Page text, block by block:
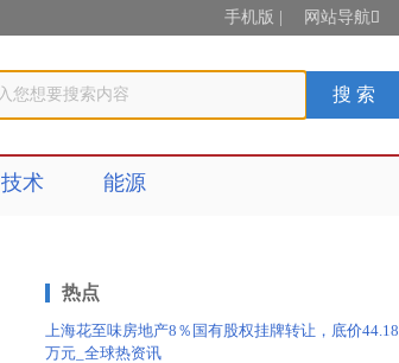
手机版 网站导航
技术 能源
热点
上海花至味房地产8％国有股权挂牌转让，底价44.18
万元_全球热资讯